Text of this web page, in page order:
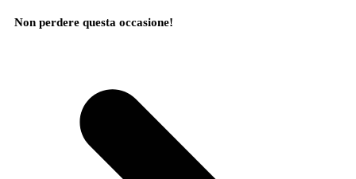
Non perdere questa occasione!